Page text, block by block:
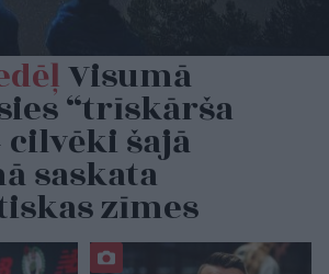
Visumā
“trīskārša
cilvēki šajā
saskata
zīmes